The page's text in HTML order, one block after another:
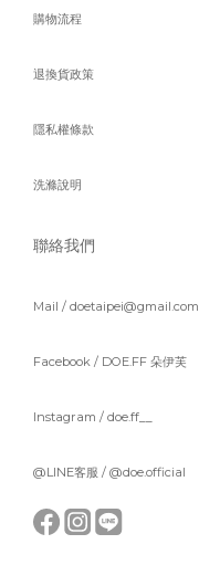
購物流程
退換貨政策
隱私權條款
洗滌說明
聯絡我們
Mail / doetaipei@gmail.com
Facebook / DOE.FF 朵伊芙
Instagram / doe.ff__
@LINE客服 / @doe.official